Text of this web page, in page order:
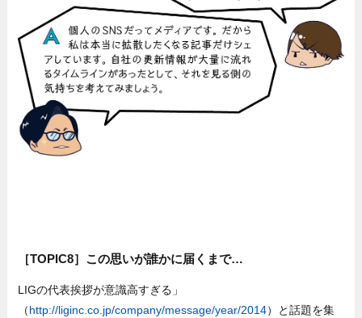
［TOPIC8］この思いが誰かに届くまで…
LIGの代表挨拶が意識高すぎる」
（http://liginc.co.jp/company/message/year/2014）と話題を集